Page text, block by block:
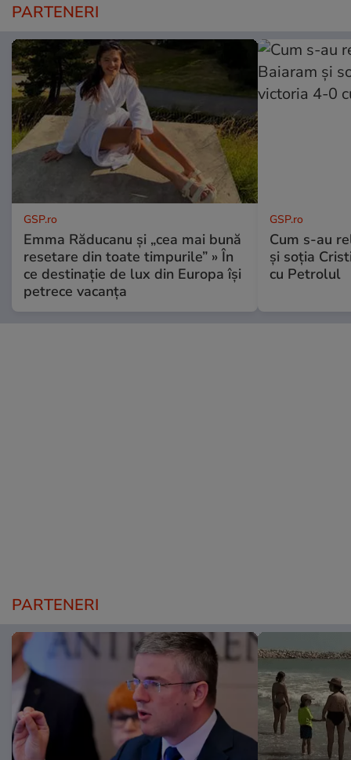
PARTENERI
GSP.ro
Emma Răducanu și „cea mai bună
resetare din toate timpurile” » În
ce destinație de lux din Europa își
petrece vacanța
GSP.ro
Cum s-au
și soția
cu Petrolul
PARTENERI